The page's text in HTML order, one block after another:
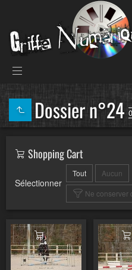
Dossier n°24
Shopping Cart
Sélectionner
Tout
Aucun
Ne conserver
Ajouter au panier